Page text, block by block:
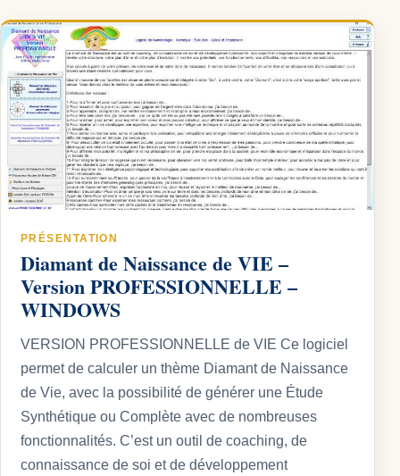
PRÉSENTATION
Diamant de Naissance de VIE –
Version PROFESSIONNELLE –
WINDOWS
VERSION PROFESSIONNELLE de VIE Ce logiciel
permet de calculer un thème Diamant de Naissance
de Vie, avec la possibilité de générer une Étude
Synthétique ou Complète avec de nombreuses
fonctionnalités. C’est un outil de coaching, de
connaissance de soi et de développement